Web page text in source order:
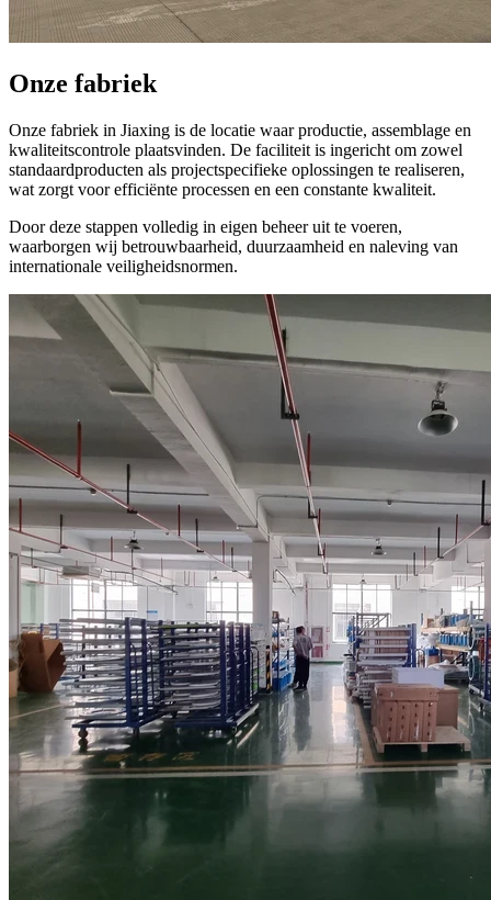
Onze fabriek
Onze fabriek in Jiaxing is de locatie waar productie, assemblage en
kwaliteitscontrole plaatsvinden. De faciliteit is ingericht om zowel
standaardproducten als projectspecifieke oplossingen te realiseren,
wat zorgt voor efficiënte processen en een constante kwaliteit.
Door deze stappen volledig in eigen beheer uit te voeren,
waarborgen wij betrouwbaarheid, duurzaamheid en naleving van
internationale veiligheidsnormen.